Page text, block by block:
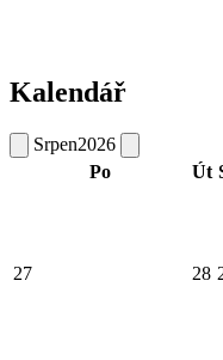
Kalendář
Srpen2026
Po
Út
27 28